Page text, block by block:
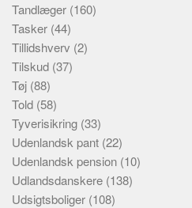
Tandlæger (160)
Tasker (44)
Tillidshverv (2)
Tilskud (37)
Tøj (88)
Told (58)
Tyverisikring (33)
Udenlandsk pant (22)
Udenlandsk pension (10)
Udlandsdanskere (138)
Udsigtsboliger (108)